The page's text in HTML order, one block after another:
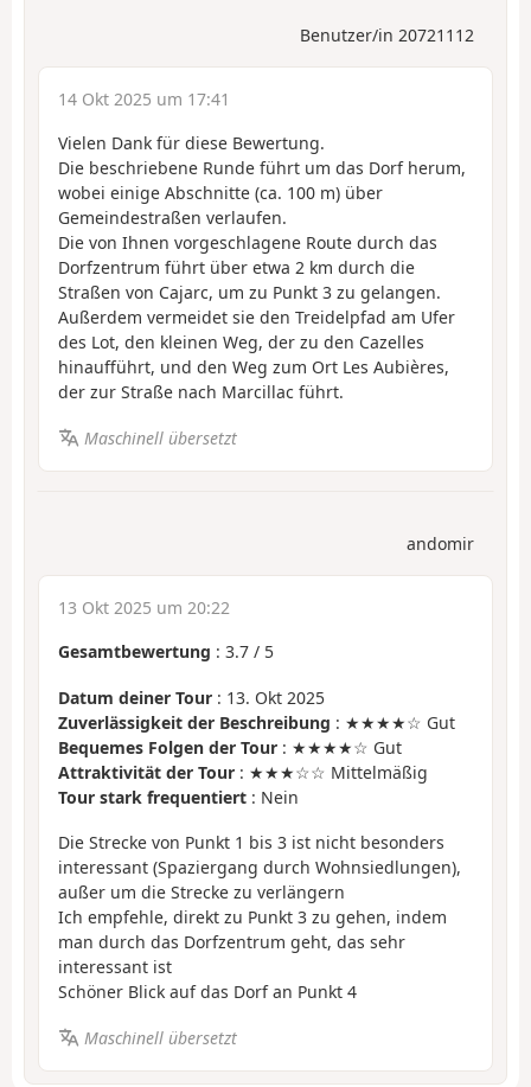
Benutzer/in 20721112
14 Okt 2025 um 17:41
Vielen Dank für diese Bewertung.
Die beschriebene Runde führt um das Dorf herum,
wobei einige Abschnitte (ca. 100 m) über
Gemeindestraßen verlaufen.
Die von Ihnen vorgeschlagene Route durch das
Dorfzentrum führt über etwa 2 km durch die
Straßen von Cajarc, um zu Punkt 3 zu gelangen.
Außerdem vermeidet sie den Treidelpfad am Ufer
des Lot, den kleinen Weg, der zu den Cazelles
hinaufführt, und den Weg zum Ort Les Aubières,
der zur Straße nach Marcillac führt.
Maschinell übersetzt
andomir
13 Okt 2025 um 20:22
Gesamtbewertung : 3.7 / 5
Datum deiner Tour : 13. Okt 2025
Zuverlässigkeit der Beschreibung : ★★★★☆ Gut
Bequemes Folgen der Tour : ★★★★☆ Gut
Attraktivität der Tour : ★★★☆☆ Mittelmäßig
Tour stark frequentiert : Nein
Die Strecke von Punkt 1 bis 3 ist nicht besonders
interessant (Spaziergang durch Wohnsiedlungen),
außer um die Strecke zu verlängern
Ich empfehle, direkt zu Punkt 3 zu gehen, indem
man durch das Dorfzentrum geht, das sehr
interessant ist
Schöner Blick auf das Dorf an Punkt 4
Maschinell übersetzt